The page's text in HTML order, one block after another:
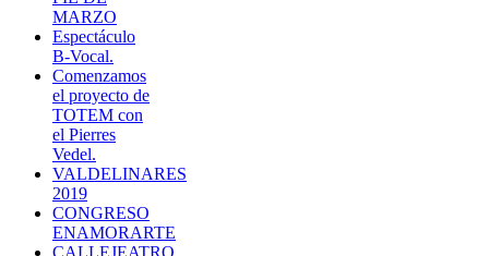
MARZO
Espectáculo
B-Vocal.
Comenzamos
el proyecto de
TOTEM con
el Pierres
Vedel.
VALDELINARES
2019
CONGRESO
ENAMORARTE